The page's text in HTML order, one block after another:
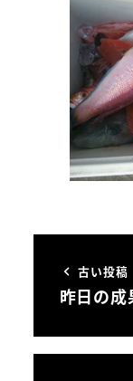
古い投稿
昨日の成